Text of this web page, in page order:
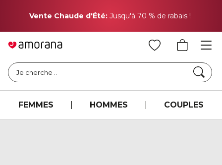
Vente Chaude d'Été: Jusqu'à 70 % de rabais !
Je cherche ..
FEMMES HOMMES COUPLES